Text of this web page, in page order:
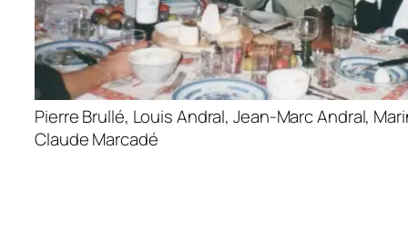
Pierre Brullé, Louis Andral, Jean-Marc Andral,
Claude Marcadé